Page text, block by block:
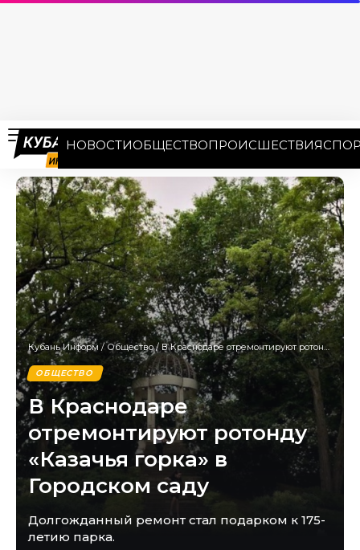
НОВОСТИОБЩЕСТВОПРОИСШЕСТВИЯ
Кубань Информ /Общество/ В Краснодаре отремонтируют ротонду «Казачья горка» в Городском саду
ОБЩЕСТВО
В Краснодаре
отремонтируют ротонду
«Казачья горка» в
Городском саду
Долгожданный ремонт стал подарком к 175-
летию парка.